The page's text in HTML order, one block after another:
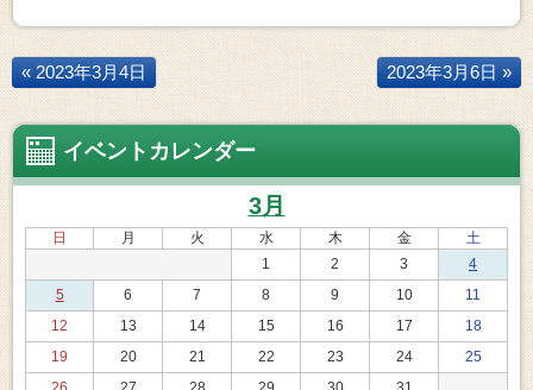
« 2023年3月4日 2023年3月6日 »
イベントカレンダー
3月
日 月 火 水 木 金
土
1
2 3
4
5
6 7 8 9 10
11
12
13 14 15 16 17
18
19
20 21 22 23 24
25